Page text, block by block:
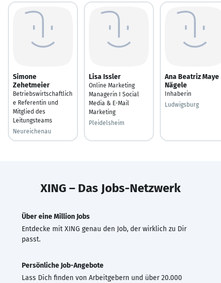
Simone
Zehetmeier
Betriebswirtschaftlich
e Referentin und
Mitglied des
Leitungsteams
Neureichenau
Lisa Issler
Online Marketing
Managerin I Social
Media & E-Mail
Marketing
Pleidelsheim
Ana Beatriz Maye
Nägele
Inhaberin
Ludwigsburg
XING – Das Jobs-Netzwerk
Über eine Million Jobs
Entdecke mit XING genau den Job, der wirklich zu Dir
passt.
Persönliche Job-Angebote
Lass Dich finden von Arbeitgebern und über 20.000